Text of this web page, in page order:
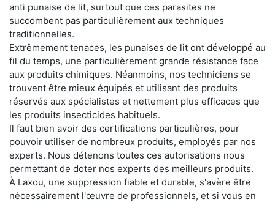
anti punaise de lit, surtout que ces parasites ne
succombent pas particulièrement aux techniques
traditionnelles.
Extrêmement tenaces, les punaises de lit ont développé au
fil du temps, une particulièrement grande résistance face
aux produits chimiques. Néanmoins, nos techniciens se
trouvent être mieux équipés et utilisant des produits
réservés aux spécialistes et nettement plus efficaces que
les produits insecticides habituels.
Il faut bien avoir des certifications particulières, pour
pouvoir utiliser de nombreux produits, employés par nos
experts. Nous détenons toutes ces autorisations nous
permettant de doter nos experts des meilleurs produits.
À Laxou, une suppression fiable et durable, s'avère être
nécessairement l'œuvre de professionnels, et si vous en